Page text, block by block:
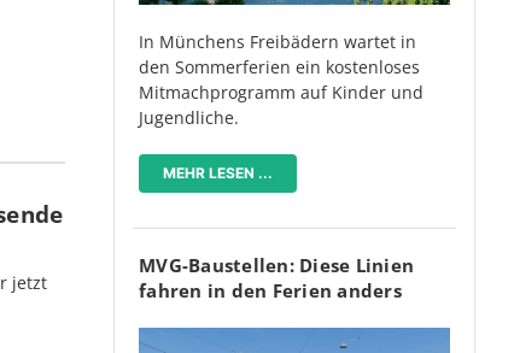
jetzt
In Münchens Freibädern wartet in
den Sommerferien ein kostenloses
Mitmachprogramm auf Kinder und
Jugendliche.
MEHR LESEN ...
MVG-Baustellen: Diese Linien
fahren in den Ferien anders